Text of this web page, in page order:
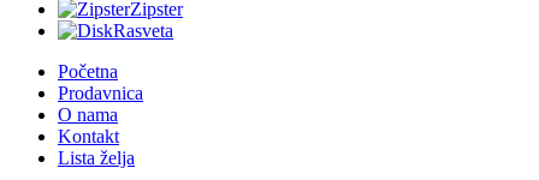
Zipster
Rasveta
Početna
Prodavnica
O nama
Kontakt
Lista želja